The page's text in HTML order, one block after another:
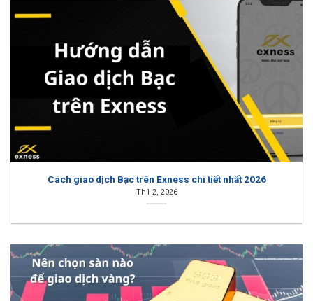
Cách giao dịch Bạc trên Exness chi tiết nhất 2026
Th1 2, 2026